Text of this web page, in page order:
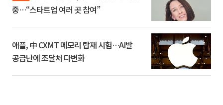
중…“스타트업 여러 곳 참여”
애플, 中 CXMT 메모리 탑재 시험…AI발
공급난에 조달처 다변화